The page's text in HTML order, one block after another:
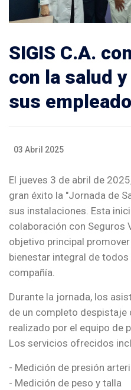
SIGIS C.A.
con la salud
sus
03 Abril 2025
El jueves 3 de abril de
gran éxito la "Jornada de
sus instalaciones. Esta
colaboración con Seguros
objetivo principal
bienestar integral de
compañía.
Durante la jornada, los
de un completo despistaje
realizado por el equipo de
Los servicios ofrecidos
- Medición de presión
- Medición de peso y talla